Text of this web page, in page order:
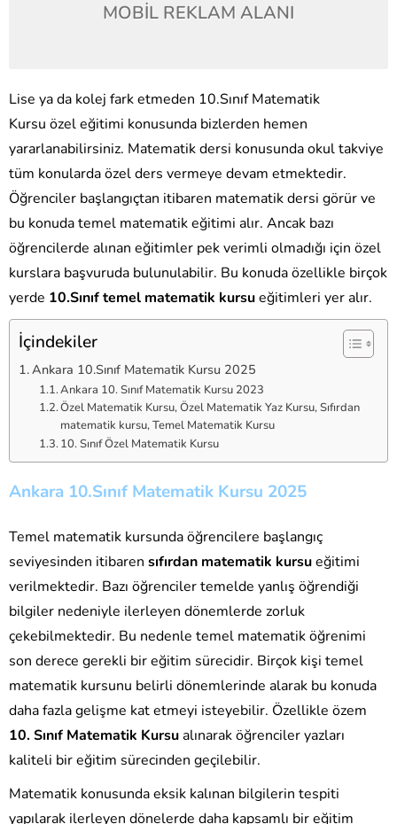
MOBİL REKLAM ALANI
Lise ya da kolej fark etmeden 10.Sınıf Matematik
Kursu özel eğitimi konusunda bizlerden hemen
yararlanabilirsiniz. Matematik dersi konusunda okul takviye
tüm konularda özel ders vermeye devam etmektedir.
Öğrenciler başlangıçtan itibaren matematik dersi görür ve
bu konuda temel matematik eğitimi alır. Ancak bazı
öğrencilerde alınan eğitimler pek verimli olmadığı için özel
kurslara başvuruda bulunulabilir. Bu konuda özellikle birçok
yerde 10.Sınıf temel matematik kursueğitimleri yer alır.
İçindekiler
Ankara 10.Sınıf Matematik Kursu 2025
Ankara 10. Sınıf Matematik Kursu 2023
Özel Matematik Kursu, Özel Matematik Yaz Kursu, Sıfırdan
matematik kursu, Temel Matematik Kursu
10. Sınıf Özel Matematik Kursu
Ankara 10.Sınıf Matematik Kursu 2025
Temel matematik kursunda öğrencilere başlangıç
seviyesinden itibaren sıfırdan matematik kursueğitimi
verilmektedir. Bazı öğrenciler temelde yanlış öğrendiği
bilgiler nedeniyle ilerleyen dönemlerde zorluk
çekebilmektedir. Bu nedenle temel matematik öğrenimi
son derece gerekli bir eğitim sürecidir. Birçok kişi temel
matematik kursunu belirli dönemlerinde alarak bu konuda
daha fazla gelişme kat etmeyi isteyebilir. Özellikle özem
10. Sınıf Matematik Kursualınarak öğrenciler yazları
kaliteli bir eğitim sürecinden geçilebilir.
Matematik konusunda eksik kalınan bilgilerin tespiti
yapılarak ilerleyen dönelerde daha kapsamlı bir eğitim